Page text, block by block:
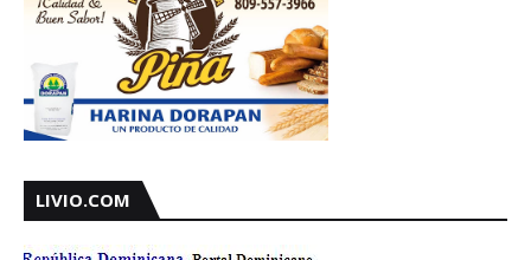
LIVIO.COM